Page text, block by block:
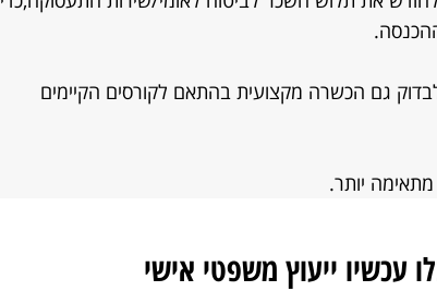
גם הכשרה מקצועית בהתאם לקורסים הקיימים
יותר.
עכשיו ייעוץ משפטי אישי